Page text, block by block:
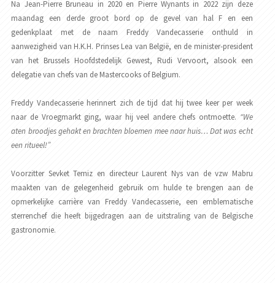
Na Jean-Pierre Bruneau in 2020 en Pierre Wynants in 2022 zijn deze
maandag een derde groot bord op de gevel van hal F en een
gedenkplaat met de naam Freddy Vandecasserie onthuld in
aanwezigheid van H.K.H. Prinses Lea van België, en de minister-president
van het Brussels Hoofdstedelijk Gewest, Rudi Vervoort, alsook een
delegatie van chefs van de Mastercooks of Belgium.
Freddy Vandecasserie herinnert zich de tijd dat hij twee keer per week
naar de Vroegmarkt ging, waar hij veel andere chefs ontmoette. “We
aten broodjes gehakt en brachten bloemen mee naar huis… Dat was echt
een ritueel!”
Voorzitter Sevket Temiz en directeur Laurent Nys van de vzw Mabru
maakten van de gelegenheid gebruik om hulde te brengen aan de
opmerkelijke carrière van Freddy Vandecasserie, een emblematische
sterrenchef die heeft bijgedragen aan de uitstraling van de Belgische
gastronomie.